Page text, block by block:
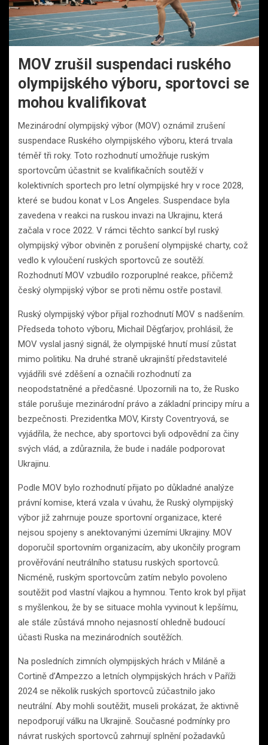
MOV zrušil suspendaci ruského
olympijského výboru, sportovci se
mohou kvalifikovat
Mezinárodní olympijský výbor (MOV) oznámil zrušení
suspendace Ruského olympijského výboru, která trvala
téměř tři roky. Toto rozhodnutí umožňuje ruským
sportovcům účastnit se kvalifikačních soutěží v
kolektivních sportech pro letní olympijské hry v roce 2028,
které se budou konat v Los Angeles. Suspendace byla
zavedena v reakci na ruskou invazi na Ukrajinu, která
začala v roce 2022. V rámci těchto sankcí byl ruský
olympijský výbor obviněn z porušení olympijské charty, což
vedlo k vyloučení ruských sportovců ze soutěží.
Rozhodnutí MOV vzbudilo rozporuplné reakce, přičemž
český olympijský výbor se proti němu ostře postavil.
Ruský olympijský výbor přijal rozhodnutí MOV s nadšením.
Předseda tohoto výboru, Michail Děgťarjov, prohlásil, že
MOV vyslal jasný signál, že olympijské hnutí musí zůstat
mimo politiku. Na druhé straně ukrajinští představitelé
vyjádřili své zděšení a označili rozhodnutí za
neopodstatněné a předčasné. Upozornili na to, že Rusko
stále porušuje mezinárodní právo a základní principy míru a
bezpečnosti. Prezidentka MOV, Kirsty Coventryová, se
vyjádřila, že nechce, aby sportovci byli odpovědní za činy
svých vlád, a zdůraznila, že bude i nadále podporovat
Ukrajinu.
Podle MOV bylo rozhodnutí přijato po důkladné analýze
právní komise, která vzala v úvahu, že Ruský olympijský
výbor již zahrnuje pouze sportovní organizace, které
nejsou spojeny s anektovanými územími Ukrajiny. MOV
doporučil sportovním organizacím, aby ukončily program
prověřování neutrálního statusu ruských sportovců.
Nicméně, ruským sportovcům zatím nebylo povoleno
soutěžit pod vlastní vlajkou a hymnou. Tento krok byl přijat
s myšlenkou, že by se situace mohla vyvinout k lepšímu,
ale stále zůstává mnoho nejasností ohledně budoucí
účasti Ruska na mezinárodních soutěžích.
Na posledních zimních olympijských hrách v Miláně a
Cortině d’Ampezzo a letních olympijských hrách v Paříži
2024 se několik ruských sportovců zúčastnilo jako
neutrální. Aby mohli soutěžit, museli prokázat, že aktivně
nepodporují válku na Ukrajině. Současné podmínky pro
návrat ruských sportovců zahrnují splnění požadavků